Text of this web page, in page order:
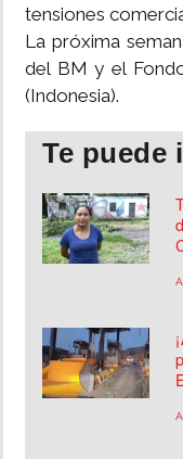
tensiones
La próxima
del BM y el
(Indonesia).
Te puede